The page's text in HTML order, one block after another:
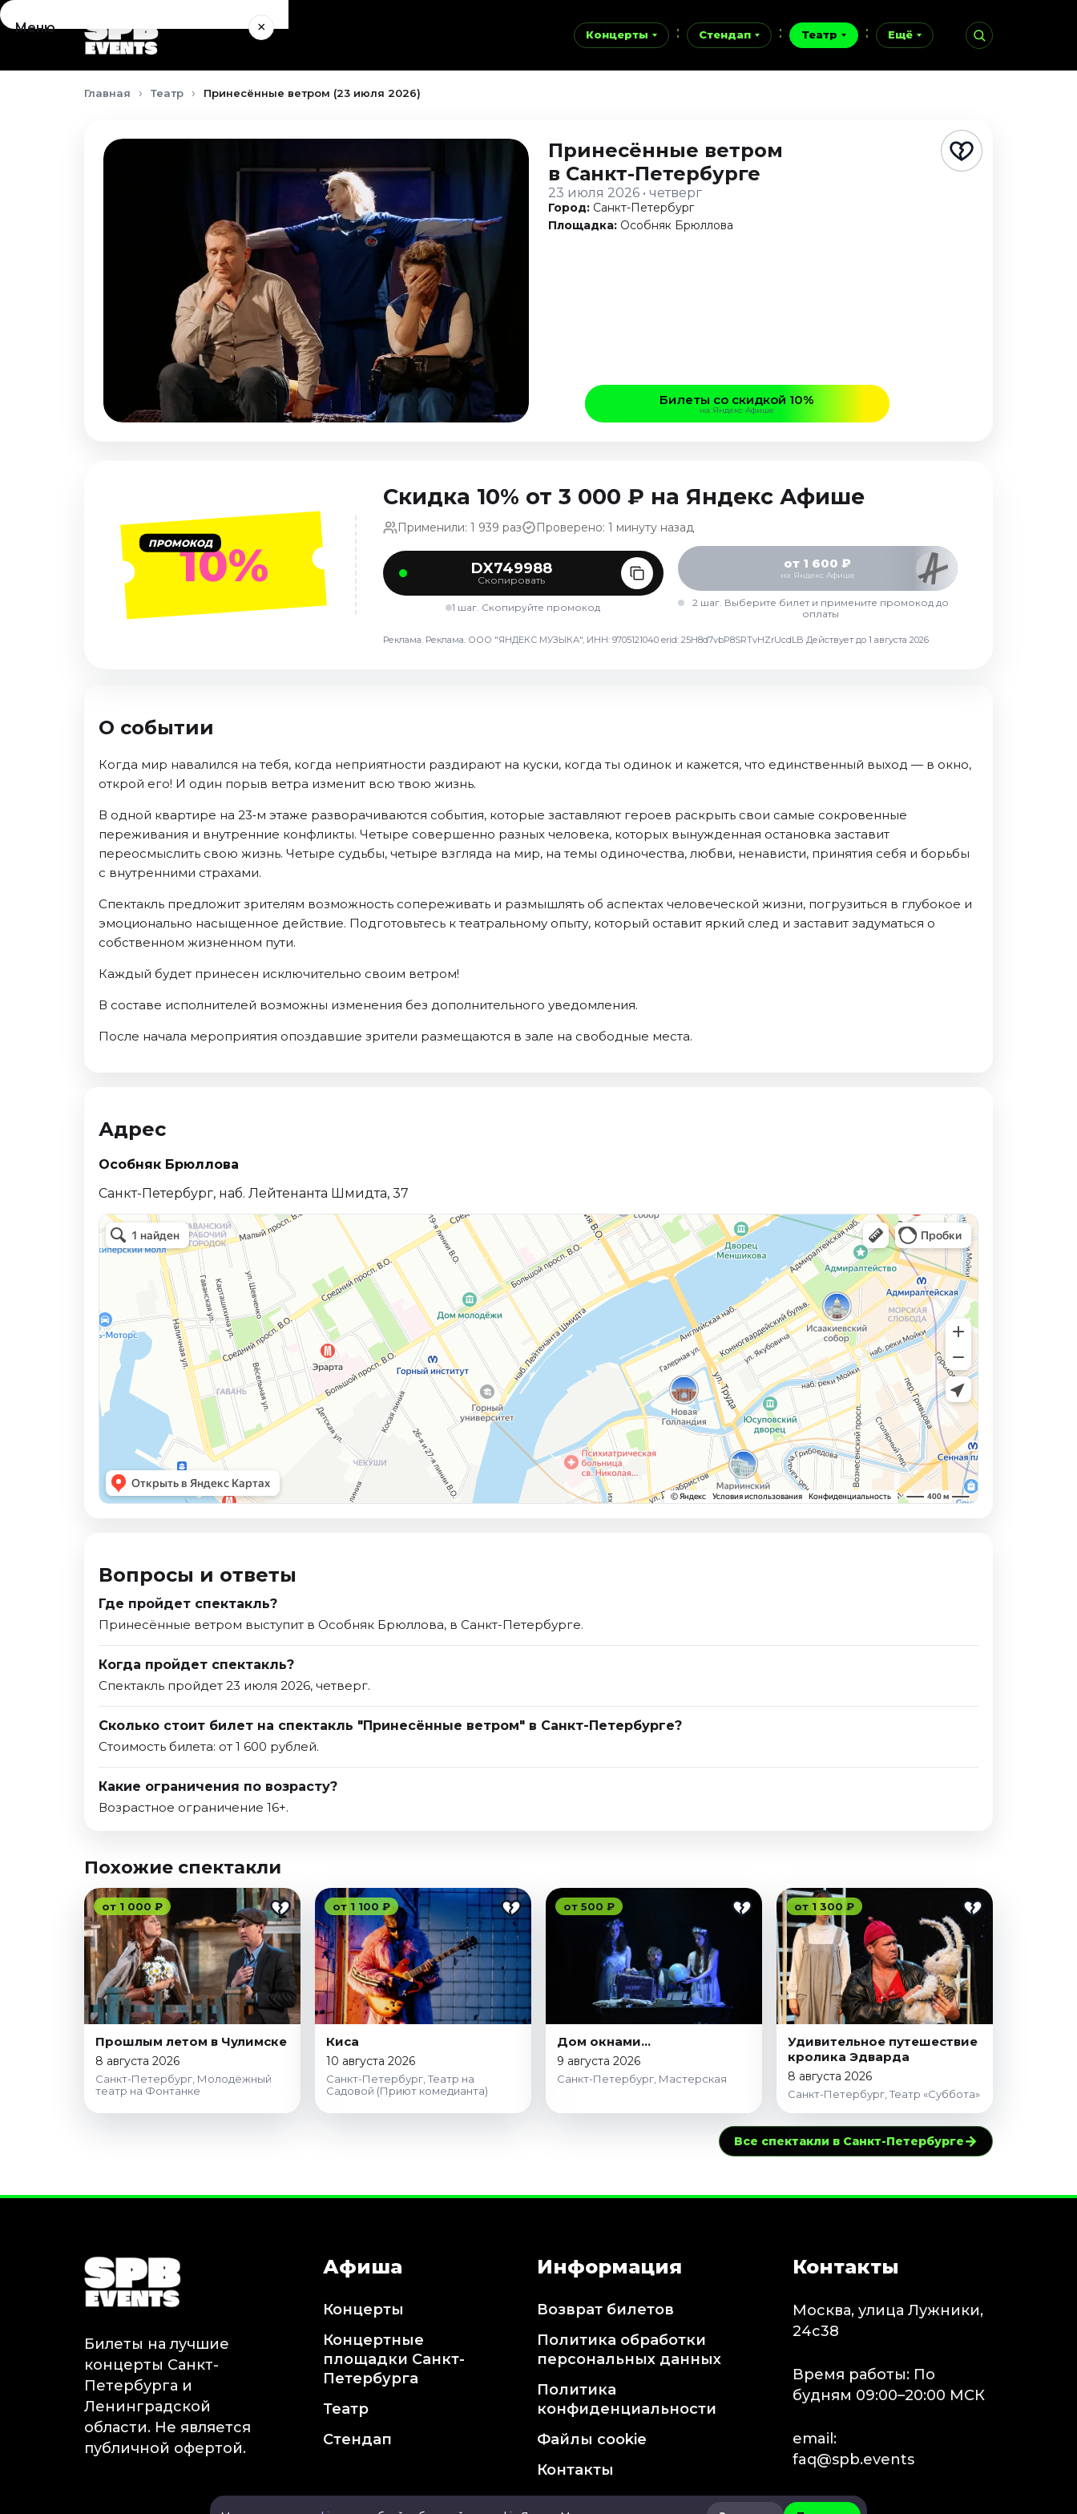
Концерты Стендап Театр Ещё
Меню ×
Концерты
Август 2026
Сентябрь 2026
Октябрь 2026
Главная Театр Принесённые ветром (23 июля 2026)
Принесённые ветром
в Санкт-Петербурге
23 июля 2026 • четверг
Город: Санкт-Петербург
Площадка: Особняк Брюллова
Билеты со скидкой 10%
на Яндекс Афише
ПРОМОКОД10%
Скидка 10% от 3 000 ₽ на Яндекс Афише
Применили: 1 939 раз Проверено: 1 минуту назад
DX749988
Скопировать
1 шаг. Скопируйте промокод
от 1 600 ₽
на Яндекс Афише
2 шаг. Выберите билет и примените промокод до
оплаты
Реклама. Реклама. ООО "ЯНДЕКС МУЗЫКА", ИНН: 9705121040 erid: 25H8d7vbP8SRTvHZrUcdLB Действует до 1 августа 2026
О событии
Когда мир навалился на тебя, когда неприятности раздирают на куски, когда ты одинок и кажется, что единственный выход — в окно,
открой его! И один порыв ветра изменит всю твою жизнь.
В одной квартире на 23‑м этаже разворачиваются события, которые заставляют героев раскрыть свои самые сокровенные
переживания и внутренние конфликты. Четыре совершенно разных человека, которых вынужденная остановка заставит
переосмыслить свою жизнь. Четыре судьбы, четыре взгляда на мир, на темы одиночества, любви, ненависти, принятия себя и борьбы
с внутренними страхами.
Спектакль предложит зрителям возможность сопереживать и размышлять об аспектах человеческой жизни, погрузиться в глубокое и
эмоционально насыщенное действие. Подготовьтесь к театральному опыту, который оставит яркий след и заставит задуматься о
собственном жизненном пути.
Каждый будет принесен исключительно своим ветром!
В составе исполнителей возможны изменения без дополнительного уведомления.
После начала мероприятия опоздавшие зрители размещаются в зале на свободные места.
Адрес
Особняк Брюллова
Санкт-Петербург, наб. Лейтенанта Шмидта, 37
Вопросы и ответы
Где пройдет спектакль?
Принесённые ветром выступит в Особняк Брюллова, в Санкт-Петербурге.
Когда пройдет спектакль?
Спектакль пройдет 23 июля 2026, четверг.
Сколько стоит билет на спектакль "Принесённые ветром" в Санкт-Петербурге?
Стоимость билета: от 1 600 рублей.
Какие ограничения по возрасту?
Возрастное ограничение 16+.
Похожие спектакли
от 1 000 ₽
Прошлым летом в Чулимске
8 августа 2026
Санкт-Петербург, Молодёжный
театр на Фонтанке
от 1 100 ₽
Киса
10 августа 2026
Санкт-Петербург, Театр на
Садовой (Приют комедианта)
от 500 ₽
Дом окнами…
9 августа 2026
Санкт-Петербург, Мастерская
от 1 300 ₽
Удивительное путешествие
кролика Эдварда
8 августа 2026
Санкт-Петербург, Театр «Суббота»
Все спектакли в Санкт-Петербурге→
Билеты на лучшие
концерты Санкт-
Петербурга и
Ленинградской
области. Не является
публичной офертой.
Афиша
Концерты
Концертные
площадки Санкт-
Петербурга
Театр
Стендап
Информация
Возврат билетов
Политика обработки
персональных данных
Политика
конфиденциальности
Файлы cookie
Контакты
Контакты
Москва, улица Лужники,
24с38
Время работы: По
будням 09:00–20:00 МСК
email:
faq@spb.events